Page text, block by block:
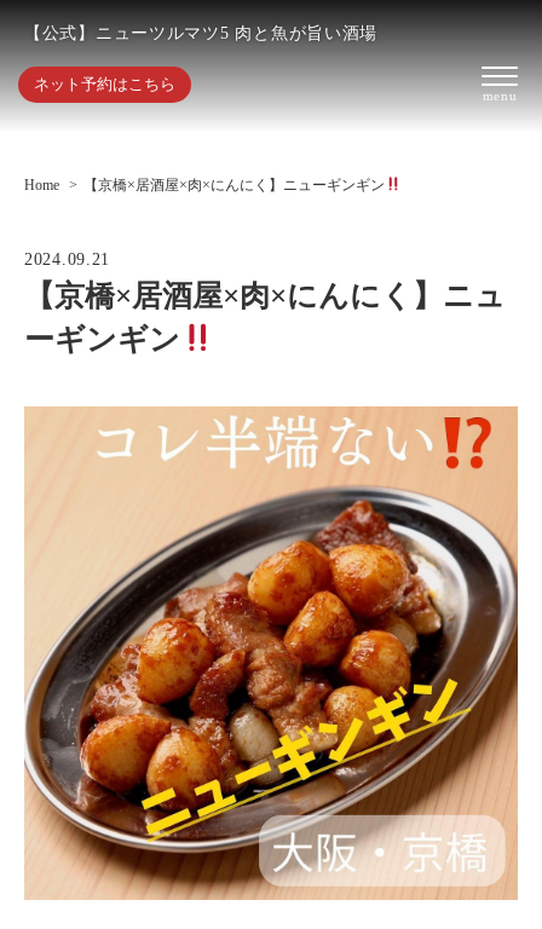
【公式】ニューツルマツ5 肉と魚が旨い酒場
ネット予約はこちら
Home 【京橋×居酒屋×肉×にんにく】ニューギンギン
2024.09.21
【京橋×居酒屋×肉×にんにく】ニュ
ーギンギン